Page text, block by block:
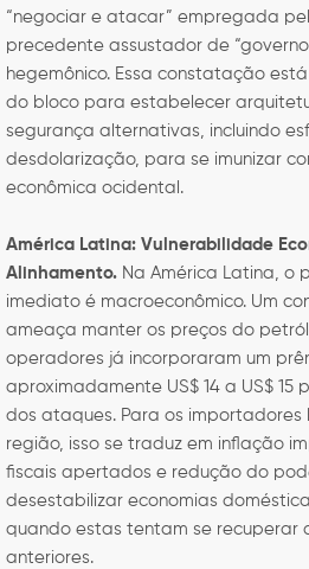
“negociar e atacar” empregada
precedente assustador de
hegemônico. Essa constatação
do bloco para estabelecer
segurança alternativas, incluindo
desdolarização, para se imunizar
econômica ocidental.
América Latina: Vulnerabilidade
Alinhamento. Na América Latina, o
imediato é macroeconômico. Um
ameaça manter os preços do
operadores já incorporaram um
aproximadamente US$ 14 a US$ 15
dos ataques. Para os importadores
região, isso se traduz em inflação
fiscais apertados e redução do
desestabilizar economias
quando estas tentam se recuperar
anteriores.